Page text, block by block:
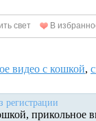
свет В
видео с кошкой,
регистрации
прикольное